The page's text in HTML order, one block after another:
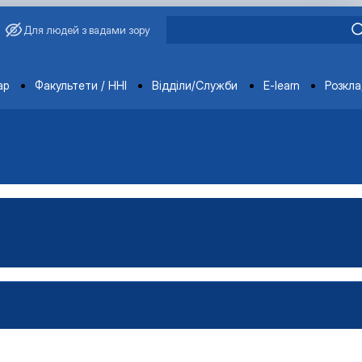
Для людей з вадами зору
Факультети / ННІ Відділи/Служби E-learn